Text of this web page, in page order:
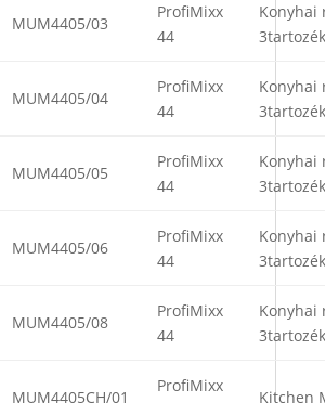
MUM4405/03
ProfiMixx
44
Konyhai
MUM4405/04
ProfiMixx
44
Konyhai
MUM4405/05
ProfiMixx
44
Konyhai
MUM4405/06
ProfiMixx
44
Konyhai
MUM4405/08
ProfiMixx
44
Konyhai
MUM4405CH/01
ProfiMixx
Kitchen